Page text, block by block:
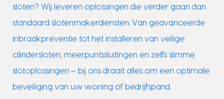
sloten? Wij leveren oplossingen die verder gaan dan
standaard slotenmakerdiensten. Van geavanceerde
inbraakpreventie tot het installeren van veilige
cilindersloten, meerpuntssluitingen en zelfs slimme
slotoplossingen – bij ons draait alles om een optimale
beveiliging van uw woning of bedrijfspand.